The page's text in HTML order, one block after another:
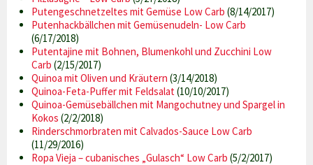
Putengeschnetzeltes mit Gemüse Low Carb (8/14/2017)
Putenhackbällchen mit Gemüsenudeln- Low Carb
(6/17/2018)
Putentajine mit Bohnen, Blumenkohl und Zucchini Low
Carb (2/15/2017)
Quinoa mit Oliven und Kräutern (3/14/2018)
Quinoa-Feta-Puffer mit Feldsalat(10/10/2017)
Quinoa-Gemüsebällchen mit Mangochutney und Spargel in
Kokos (2/2/2018)
Rinderschmorbraten mit Calvados-Sauce Low Carb
(11/29/2016)
Ropa Vieja – cubanisches „Gulasch“ Low Carb (5/2/2017)